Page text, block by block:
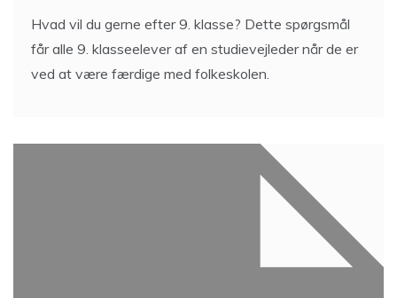
Hvad vil du gerne efter 9. klasse? Dette spørgsmål
får alle 9. klasseelever af en studievejleder når de er
ved at være færdige med folkeskolen.